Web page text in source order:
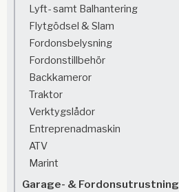
Lyft- samt Balhantering
Flytgödsel & Slam
Fordonsbelysning
Fordonstillbehör
Backkameror
Traktor
Verktygslådor
Entreprenadmaskin
ATV
Marint
Garage- & Fordonsutrustning